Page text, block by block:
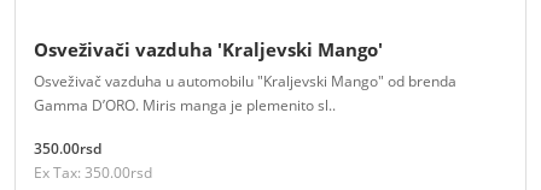
Osveživači vazduha 'Kraljevski Mango'
Osveživač vazduha u automobilu "Kraljevski Mango" od brenda
Gamma D’ORO. Miris manga je plemenito sl..
350.00rsd
Ex Tax: 350.00rsd